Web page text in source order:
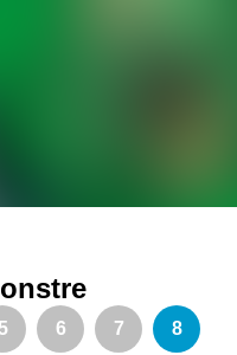
5 6 7 8